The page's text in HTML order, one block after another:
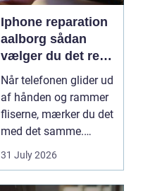
Iphone reparation
aalborg sådan
vælger du det rette
værksted
Når telefonen glider ud
af hånden og rammer
fliserne, mærker du det
med det samme.
Skærmen splintrer...
31 July 2026